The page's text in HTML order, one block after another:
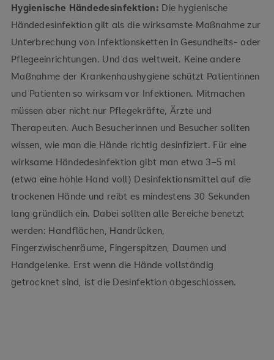
Hygienische Händedesinfektion: Die hygienische
Händedesinfektion gilt als die wirksamste Maßnahme zur
Unterbrechung von Infektionsketten in Gesundheits- oder
Pflegeeinrichtungen. Und das weltweit. Keine andere
Maßnahme der Krankenhaushygiene schützt Patientinnen
und Patienten so wirksam vor Infektionen. Mitmachen
müssen aber nicht nur Pflegekräfte, Ärzte und
Therapeuten. Auch Besucherinnen und Besucher sollten
wissen, wie man die Hände richtig desinfiziert. Für eine
wirksame Händedesinfektion gibt man etwa 3–5 ml
(etwa eine hohle Hand voll) Desinfektionsmittel auf die
trockenen Hände und reibt es mindestens 30 Sekunden
lang gründlich ein. Dabei sollten alle Bereiche benetzt
werden: Handflächen, Handrücken,
Fingerzwischenräume, Fingerspitzen, Daumen und
Handgelenke. Erst wenn die Hände vollständig
getrocknet sind, ist die Desinfektion abgeschlossen.